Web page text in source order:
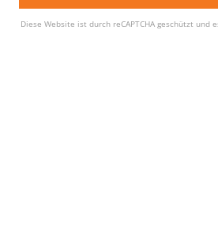
Diese Website ist durch reCAPTCHA geschützt und